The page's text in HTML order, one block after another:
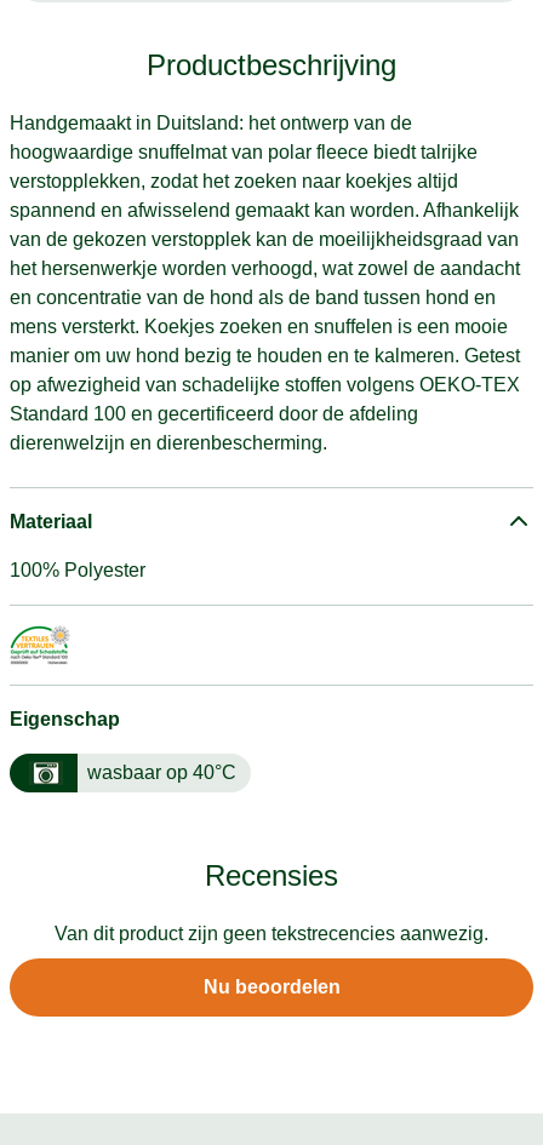
Productbeschrijving
Handgemaakt in Duitsland: het ontwerp van de
hoogwaardige snuffelmat van polar fleece biedt talrijke
verstopplekken, zodat het zoeken naar koekjes altijd
spannend en afwisselend gemaakt kan worden. Afhankelijk
van de gekozen verstopplek kan de moeilijkheidsgraad van
het hersenwerkje worden verhoogd, wat zowel de aandacht
en concentratie van de hond als de band tussen hond en
mens versterkt. Koekjes zoeken en snuffelen is een mooie
manier om uw hond bezig te houden en te kalmeren. Getest
op afwezigheid van schadelijke stoffen volgens OEKO-TEX
Standard 100 en gecertificeerd door de afdeling
dierenwelzijn en dierenbescherming.
Materiaal
100% Polyester
Eigenschap
wasbaar op 40°C
Recensies
Van dit product zijn geen tekstrecencies aanwezig.
Nu beoordelen